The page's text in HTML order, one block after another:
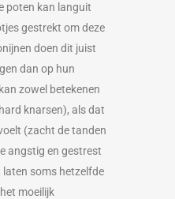
poten kan languit
gestrekt om deze
doen dit juist
dan op hun
zowel betekenen
knarsen), als dat
(zacht de tanden
angstig en gestrest
soms hetzelfde
moeilijk